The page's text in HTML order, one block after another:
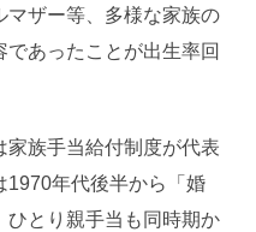
マザー等、多様な家族の
あったことが出生率回
家族手当給付制度が代表
1970年代後半から「婚
ひとり親手当も同時期か